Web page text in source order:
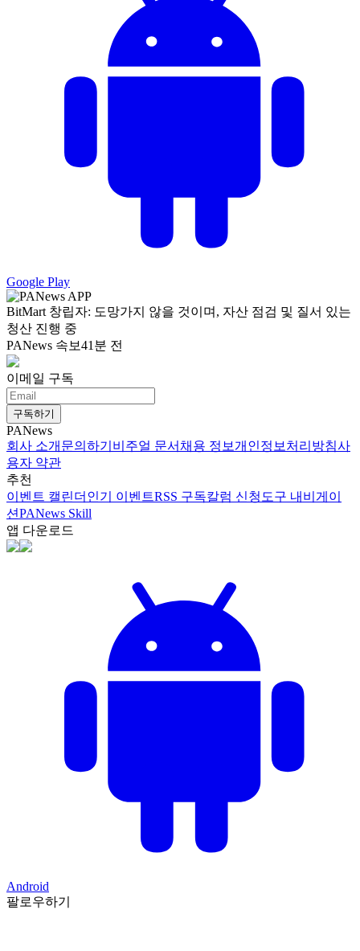
Google Play
BitMart 창립자: 도망가지 않을 것이며, 자산 점검 및 질서 있는
청산 진행 중
PANews 속보41분 전
이메일 구독
구독하기
PANews
회사 소개 문의하기 비주얼 문서 채용 정보개인정보처리방침사
용자 약관
추천
이벤트 캘린더 인기 이벤트RSS 구독칼럼 신청 도구 내비게이
션PANews Skill
앱 다운로드
Android
팔로우하기